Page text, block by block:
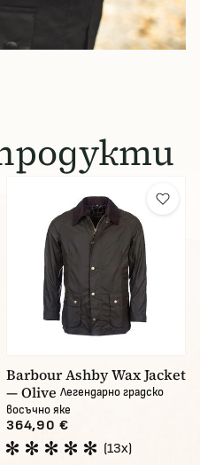
Barbour Ashby Wax Jacket
— Olive Легендарно градско
восъчно яке
364,90 €
(13x)